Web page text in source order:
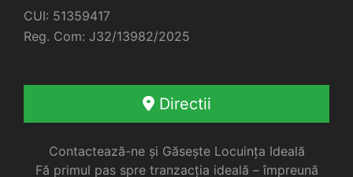
CUI: 51359417
Reg. Com: J32/13982/2025
Directii
Contactează-ne și Găsește Locuința Ideală
Fă primul pas spre tranzacția ideală – împreună